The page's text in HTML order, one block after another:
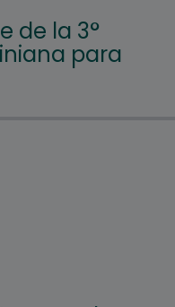
de la 3°
para